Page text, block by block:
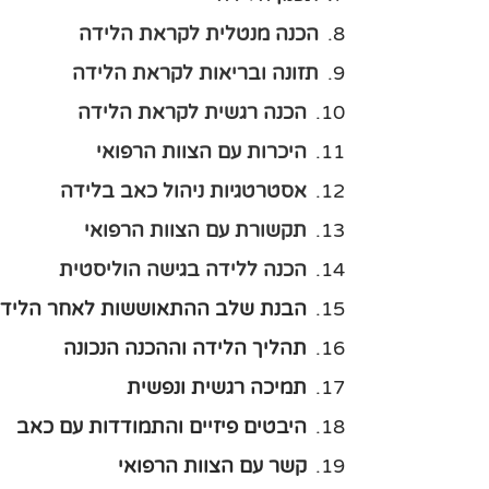
הכנה מנטלית לקראת הלידה
תזונה ובריאות לקראת הלידה
הכנה רגשית לקראת הלידה
היכרות עם הצוות הרפואי
אסטרטגיות ניהול כאב בלידה
תקשורת עם הצוות הרפואי
הכנה ללידה בגישה הוליסטית
הבנת שלב ההתאוששות לאחר
תהליך הלידה וההכנה הנכונה
תמיכה רגשית ונפשית
היבטים פיזיים והתמודדות עם כאב
קשר עם הצוות הרפואי